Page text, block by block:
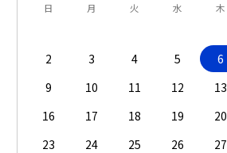
日 月 火 水 木
2
3 4 5 6
9
10 11 12 13
16
17 18 19 20
23
24 25 26 27